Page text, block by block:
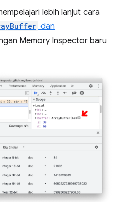
lebih lanjut cara
dan
Memory Inspector baru